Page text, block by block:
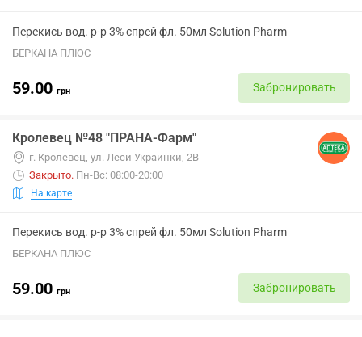
Перекись вод. р-р 3% спрей фл. 50мл Solution Pharm
БЕРКАНА ПЛЮС
59.00 грн Забронировать
Кролевец №48 "ПРАНА-Фарм"
г. Кролевец, ул. Леси Украинки, 2В
Закрыто. Пн-Вс: 08:00-20:00
На карте
Перекись вод. р-р 3% спрей фл. 50мл Solution Pharm
БЕРКАНА ПЛЮС
59.00 грн Забронировать